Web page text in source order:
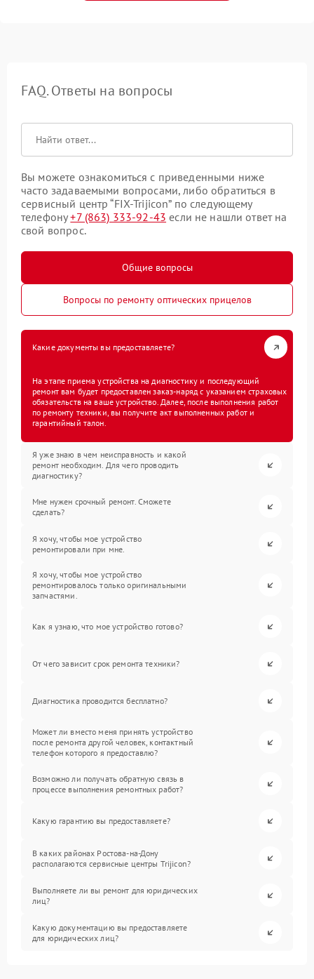
FAQ. Ответы на вопросы
Вы можете ознакомиться с приведенными ниже
часто задаваемыми вопросами, либо обратиться в
сервисный центр “FIX-Trijicon” по следующему
телефону+7 (863) 333-92-43 если не нашли ответ на
свой вопрос.
Общие вопросы
Вопросы по ремонту оптических прицелов
Какие документы вы предоставляете?
На этапе приема устройства на диагностику и последующий
ремонт вам будет предоставлен заказ-наряд с указанием страховых
обязательств на ваше устройство. Далее, после выполнения работ
по ремонту техники, вы получите акт выполненных работ и
гарантийный талон.
Я уже знаю в чем неисправность и какой
ремонт необходим. Для чего проводить
диагностику?
Мне нужен срочный ремонт. Сможете
сделать?
Я хочу, чтобы мое устройство
ремонтировали при мне.
Я хочу, чтобы мое устройство
ремонтировалось только оригинальными
запчастями.
Как я узнаю, что мое устройство готово?
От чего зависит срок ремонта техники?
Диагностика проводится бесплатно?
Может ли вместо меня принять устройство
после ремонта другой человек, контактный
телефон которого я предоставлю?
Возможно ли получать обратную связь в
процессе выполнения ремонтных работ?
Какую гарантию вы предоставляете?
В каких районах Ростова-на-Дону
располагаются сервисные центры Trijicon?
Выполняете ли вы ремонт для юридических
лиц?
Какую документацию вы предоставляете
для юридических лиц?